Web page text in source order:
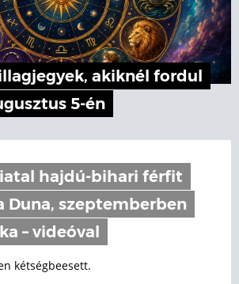
akiknél fordul
5-én
hajdú-bihari férfit
Duna, szeptemberben
– videóval
kétségbeesett.